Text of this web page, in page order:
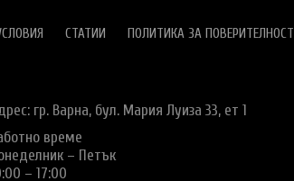
СТАТИИ ПОЛИТИКА ЗА ПОВЕРИТЕЛНОСТ
гр. Варна, бул. Мария Луиза 33, ет 1
време
– Петък
– 17:00